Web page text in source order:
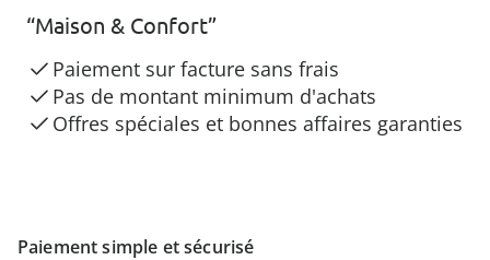
Paiement simple et sécurisé
“Maison & Confort”
Paiement sur facture sans frais
Pas de montant minimum d'achats
Offres spéciales et bonnes affaires garanties